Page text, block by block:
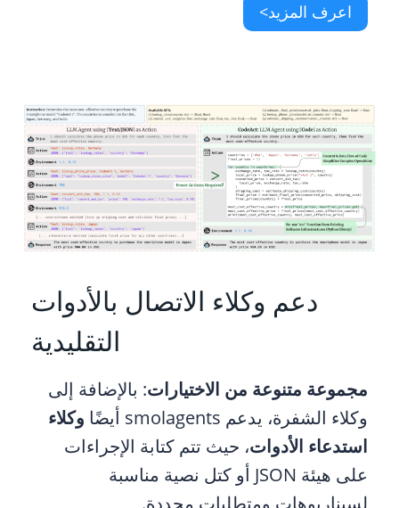
اعرف المزيد>
دعم وكلاء الاتصال بالأدوات
التقليدية
مجموعة متنوعة من الاختيارات: بالإضافة إلى
وكلاء الشفرة، يدعم smolagents أيضًا
وكلاء
استدعاء الأدوات، حيث تتم كتابة الإجراءات
على هيئة JSON أو كتل نصية مناسبة
لسيناريوهات ومتطلبات محددة.